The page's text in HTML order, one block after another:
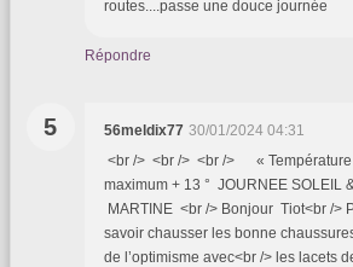
routes....passe une douce journée
Répondre
5 56meldix77 30/01/2024 04:31
<br /> <br /> <br /> «
maximum + 13 ° JOURNEE
MARTINE <br /> Bonjour Tiot<br />
savoir chausser les bonne
de l’optimisme avec<br /> les lacets